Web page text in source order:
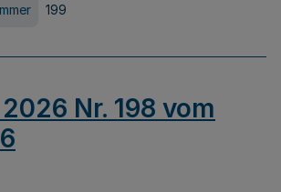
199
Nr. 198 vom